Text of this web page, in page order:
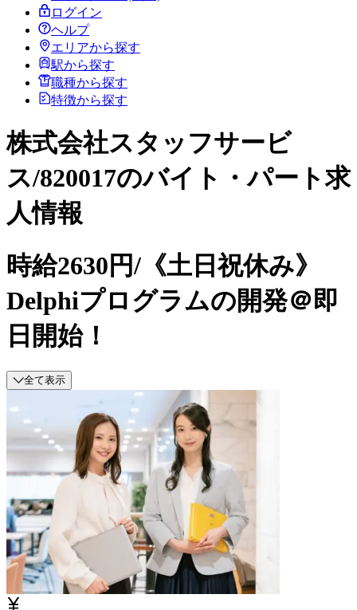
ログイン
ヘルプ
エリアから探す
駅から探す
職種から探す
特徴から探す
株式会社スタッフサービ
ス/820017のバイト・パート求
人情報
時給2630円/《土日祝休み》
Delphiプログラムの開発＠即
日開始！
全て表示